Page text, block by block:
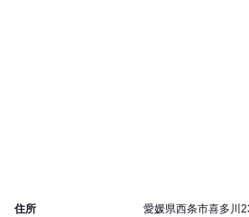
住所 愛媛県西条市喜多川